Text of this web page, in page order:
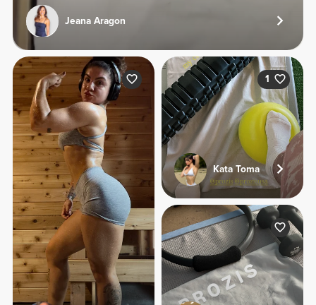
Jeana Aragon
1
Kata Toma